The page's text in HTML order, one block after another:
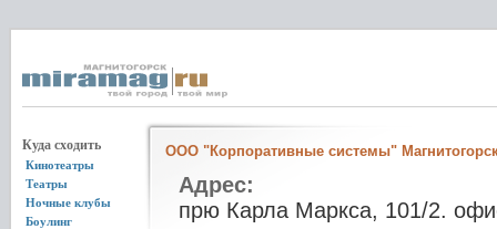
Куда сходить
Кинотеатры
Театры
Ночные клубы
Боулинг
ООО "Корпоративные системы"
Адрес:
прю Карла Маркса, 101/2.